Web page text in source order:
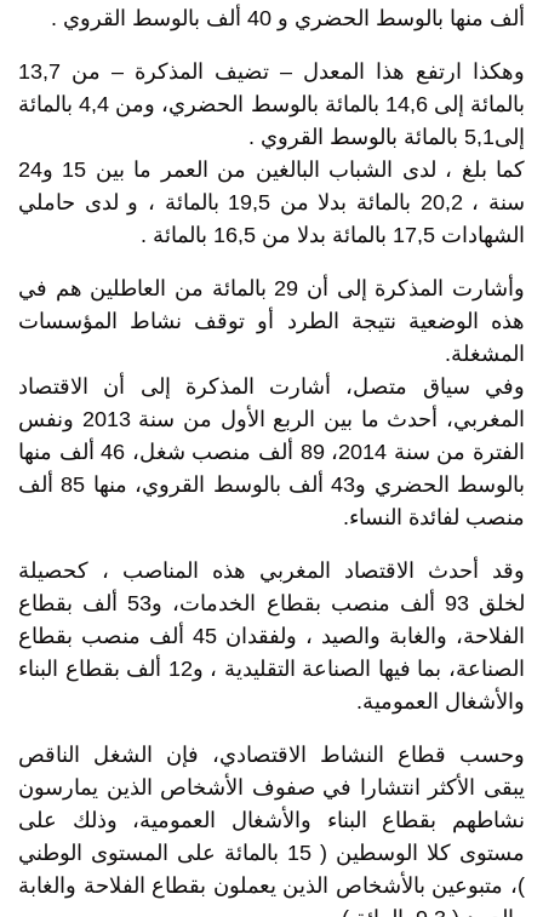
ألف منها بالوسط الحضري و 40 ألف بالوسط القروي .
وهكذا ارتفع هذا المعدل – تضيف المذكرة – من 13,7
بالمائة إلى 14,6 بالمائة بالوسط الحضري، ومن 4,4 بالمائة
إلى5,1 بالمائة بالوسط القروي .
كما بلغ ، لدى الشباب البالغين من العمر ما بين 15 و24
سنة ، 20,2 بالمائة بدلا من 19,5 بالمائة ، و لدى حاملي
الشهادات 17,5 بالمائة بدلا من 16,5 بالمائة .
وأشارت المذكرة إلى أن 29 بالمائة من العاطلين هم في
هذه الوضعية نتيجة الطرد أو توقف نشاط المؤسسات
المشغلة.
وفي سياق متصل، أشارت المذكرة إلى أن الاقتصاد
المغربي، أحدث ما بين الربع الأول من سنة 2013 ونفس
الفترة من سنة 2014، 89 ألف منصب شغل، 46 ألف منها
بالوسط الحضري و43 ألف بالوسط القروي، منها 85 ألف
منصب لفائدة النساء.
وقد أحدث الاقتصاد المغربي هذه المناصب ، كحصيلة
لخلق 93 ألف منصب بقطاع الخدمات، و53 ألف بقطاع
الفلاحة، والغابة والصيد ، ولفقدان 45 ألف منصب بقطاع
الصناعة، بما فيها الصناعة التقليدية ، و12 ألف بقطاع البناء
والأشغال العمومية.
وحسب قطاع النشاط الاقتصادي، فإن الشغل الناقص
يبقى الأكثر انتشارا في صفوف الأشخاص الذين يمارسون
نشاطهم بقطاع البناء والأشغال العمومية، وذلك على
مستوى كلا الوسطين ( 15 بالمائة على المستوى الوطني
)، متبوعين بالأشخاص الذين يعملون بقطاع الفلاحة والغابة